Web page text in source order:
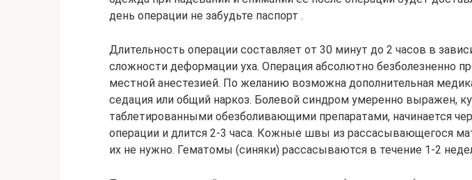
день операции не забудьте паспорт .
Длительность операции составляет от 30 минут до 2 часов в
сложности деформации уха. Операция абсолютно безболезненно
местной анестезией. По желанию возможна дополнительная
седация или общий наркоз. Болевой синдром умеренно выражен,
таблетированными обезболивающими препаратами, начинается
операции и длится 2-3 часа. Кожные швы из рассасывающегося
их не нужно. Гематомы (синяки) рассасываются в течение 1-2